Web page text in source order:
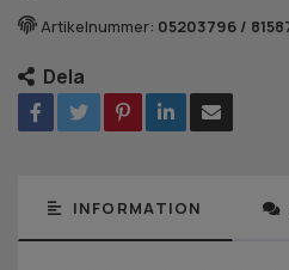
Artikelnummer: 05203796 /
Dela
INFORMATION